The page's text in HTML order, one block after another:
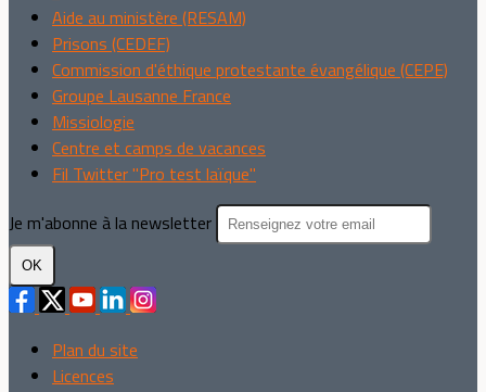
Aide au ministère (RESAM)
Prisons (CEDEF)
Commission d'éthique protestante évangélique (CEPE)
Groupe Lausanne France
Missiologie
Centre et camps de vacances
Fil Twitter "Pro test laïque"
Je m'abonne à la newsletter
OK
Plan du site
Licences